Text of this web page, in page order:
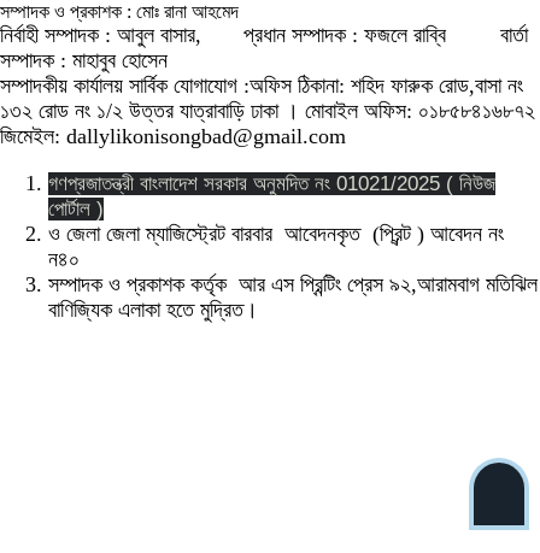
সম্পাদক ও প্রকাশক : মোঃ রানা আহমেদ
নির্বাহী সম্পাদক : আবুল বাসার, প্রধান সম্পাদক : ফজলে রাব্বি বার্তা
সম্পাদক : মাহাবুব হোসেন
সম্পাদকীয় কার্যালয় সার্বিক যোগাযোগ :অফিস ঠিকানা: শহিদ ফারুক রোড,বাসা নং
১৩২ রোড নং ১/২ উত্তর যাত্রাবাড়ি ঢাকা । মোবাইল অফিস: ০১৮৫৮৪১৬৮৭২
জিমেইল: dallylikonisongbad@gmail.com
গণপ্রজাতন্ত্রী বাংলাদেশ সরকার অনুমদিত নং 01021/2025 ( নিউজ
পোর্টাল )
ও জেলা জেলা ম্যাজিস্ট্রেট বারবার আবেদনকৃত (প্রিন্ট ) আবেদন নং
ন৪০
সম্পাদক ও প্রকাশক কর্তৃক আর এস প্রিন্টিং প্রেস ৯২,আরামবাগ মতিঝিল
বাণিজ্যিক এলাকা হতে মুদ্রিত।